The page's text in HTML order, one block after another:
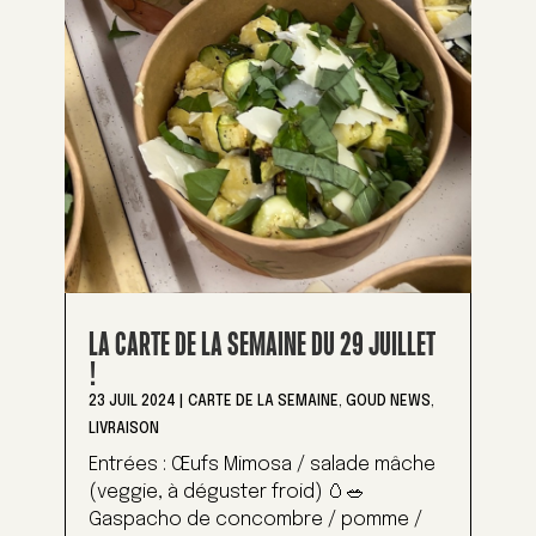
LA CARTE DE LA SEMAINE DU 29 JUILLET
!
23 JUIL 2024 CARTE DE LA SEMAINE, GOUD NEWS,
LIVRAISON
Entrées : Œufs Mimosa / salade mâche
(veggie, à déguster froid) 🥚🥗
Gaspacho de concombre / pomme /